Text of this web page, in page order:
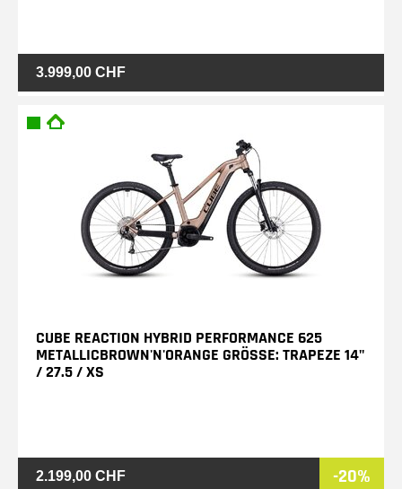
3.999,00 CHF
2.199,00 CHF -20%
CUBE REACTION HYBRID PERFORMANCE 625
METALLICBROWN'N'ORANGE GRÖSSE: TRAPEZE 14" /
27.5 / XS